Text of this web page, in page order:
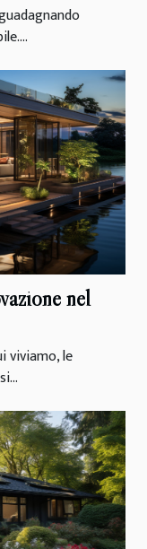
nel
viviamo, le